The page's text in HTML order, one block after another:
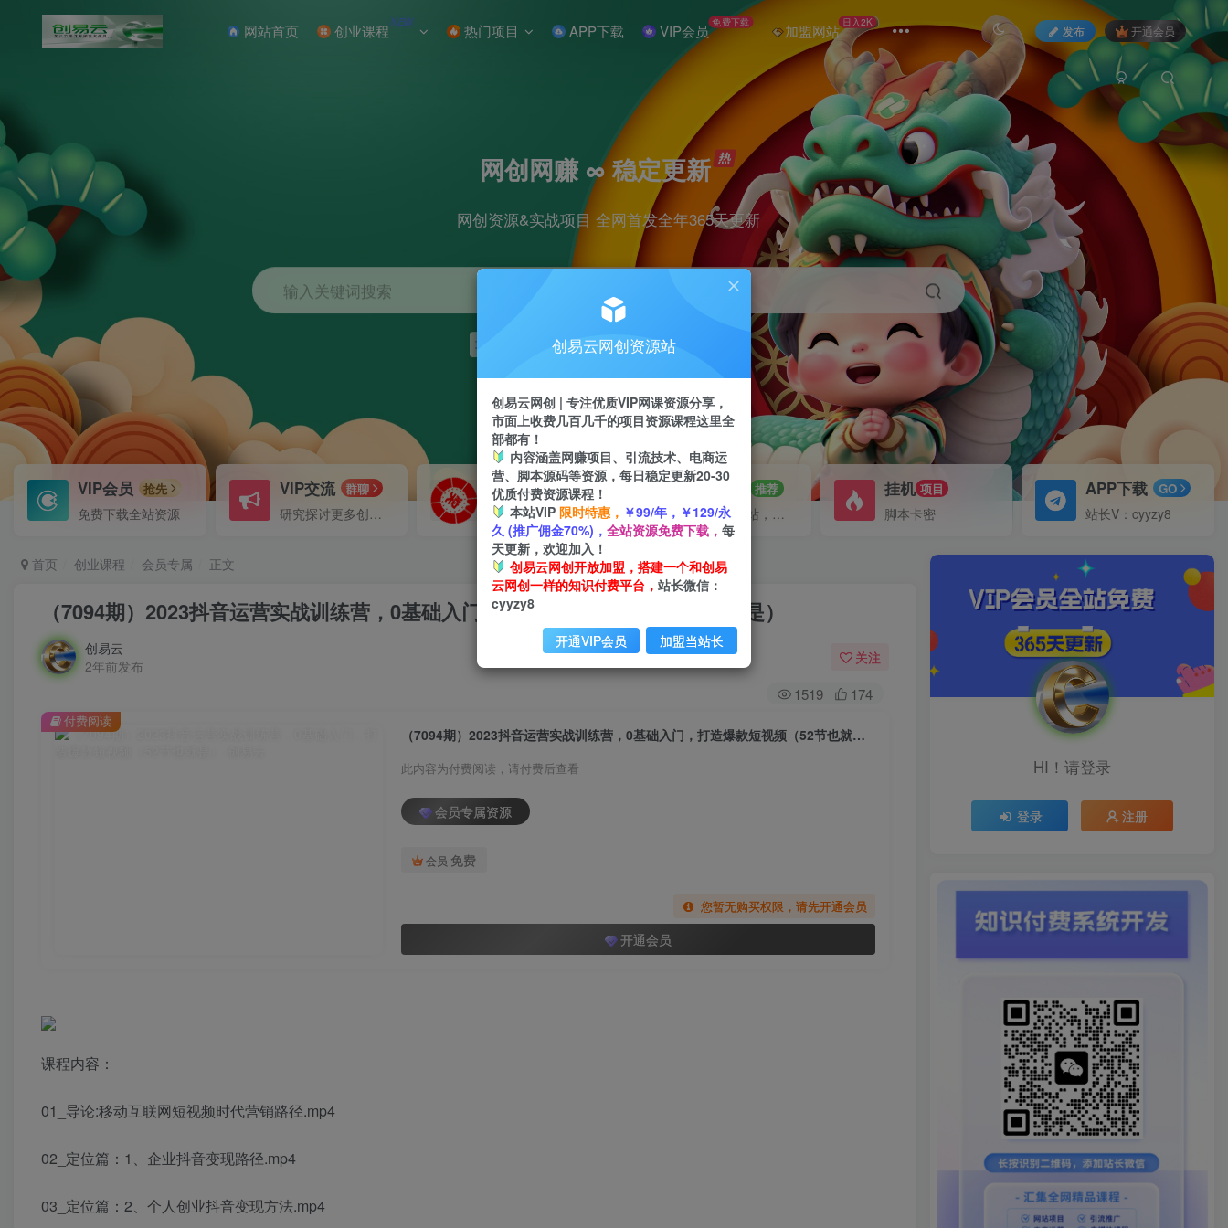
网站首页 创业课程 NEW 热门项目 APP下载 VIP会员 免费下载 加盟网站 日入2K
发布 开通会员
网创网赚 ∞ 稳定更新
网创资源&实战项目 全网首发全年365天更新
输入关键词搜索
项目 引流 短视频 剪辑
VIP会员 抢先
免费下载全站资源
VIP交流 群聊
研究探讨更多创业项目路子。
VIP推广
70%分佣
会员专属推广链接
招募站长 推荐
搭建同款网站，自己当老板
挂机 项目
脚本卡密
APP下载 GO
站长V：cyyzy8
首页 创业课程 会员专属 正文
（7094期）2023抖音运营实战训练营，0基础入门，打造爆款短视频（52节也就是）
创易云
2年前发布
关注
1519 174
（7094期）2023抖音运营实战训练营，0基础入门，打造爆款短视频（52节也就是）
此内容为付费阅读，请付费后查看
会员专属资源
会员 免费
您暂无购买权限，请先开通会员
开通会员
付费阅读
课程内容：
01_导论:移动互联网短视频时代营销路径.mp4
02_定位篇：1、企业抖音变现路径.mp4
03_定位篇：2、个人创业抖音变现方法.mp4
HI！请登录
登录 注册
创易云网创资源站
创易云网创 | 专注优质VIP网课资源分享，
市面上收费几百几千的项目资源课程这里全
部都有！
内容涵盖网赚项目、引流技术、电商运
营、脚本源码等资源，每日稳定更新20-30
优质付费资源课程！
本站VIP 限时特惠， ￥99/年，￥129/永
久 (推广佣金70%)， 全站资源免费下载， 每
天更新，欢迎加入！
创易云网创开放加盟，搭建一个和创易
云网创一样的知识付费平台， 站长微信：
cyyzy8
开通VIP会员 加盟当站长